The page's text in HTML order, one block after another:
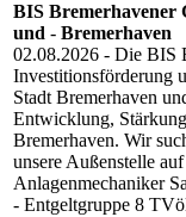
BIS Bremerhavener
und - Bremerhaven
02.08.2026 - Die BIS
Investitionsförderung
Stadt Bremerhaven
Entwicklung,
Bremerhaven. Wir
unsere Außenstelle
Anlagenmechaniker
- Entgeltgruppe 8